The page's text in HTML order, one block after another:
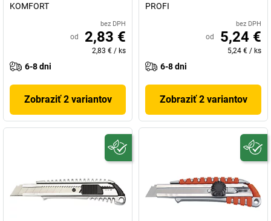
KOMFORT
bez DPH
od 2,83 €
2,83 € / ks
6-8 dni
Zobraziť 2 variantov
PROFI
bez DPH
od 5,24 €
5,24 € / ks
6-8 dni
Zobraziť 2 variantov